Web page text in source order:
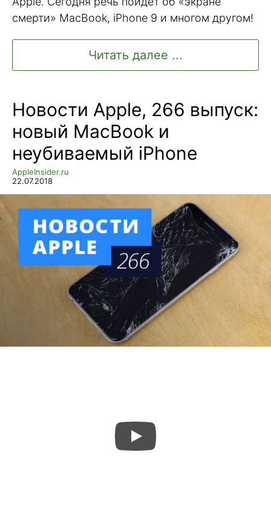
смерти» MacBook, iPhone 9 и многом другом!
Читать далее ...
Новости Apple, 266 выпуск:
новый MacBook и
неубиваемый iPhone
AppleInsider.ru
22.07.2018